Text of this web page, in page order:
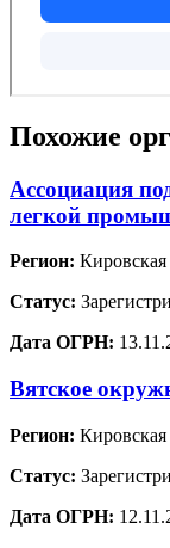
Похожие
Ассоциация
легкой
Регион: Кировская
Статус:
Дата ОГРН:
Вятское
Регион: Кировская
Статус:
Дата ОГРН: